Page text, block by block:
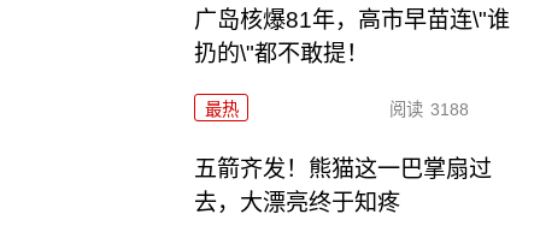
广岛核爆81年，高市早苗连\"谁
扔的\"都不敢提！
最热 阅读 3188
五箭齐发！熊猫这一巴掌扇过
去，大漂亮终于知疼